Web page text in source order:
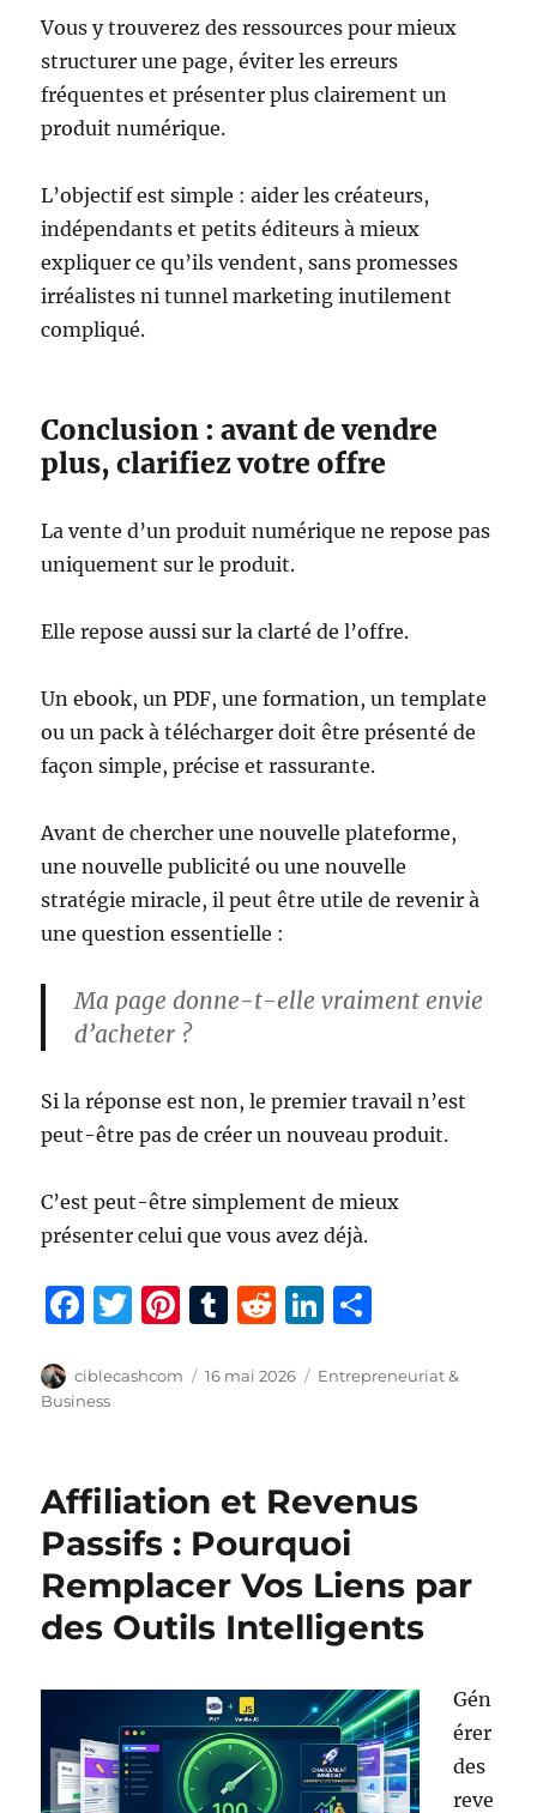
Vous y trouverez des ressources pour mieux
structurer une page, éviter les erreurs
fréquentes et présenter plus clairement un
produit numérique.
L’objectif est simple : aider les créateurs,
indépendants et petits éditeurs à mieux
expliquer ce qu’ils vendent, sans promesses
irréalistes ni tunnel marketing inutilement
compliqué.
Conclusion : avant de vendre
plus, clarifiez votre offre
La vente d’un produit numérique ne repose pas
uniquement sur le produit.
Elle repose aussi sur la clarté de l’offre.
Un ebook, un PDF, une formation, un template
ou un pack à télécharger doit être présenté de
façon simple, précise et rassurante.
Avant de chercher une nouvelle plateforme,
une nouvelle publicité ou une nouvelle
stratégie miracle, il peut être utile de revenir à
une question essentielle :
Ma page donne-t-elle vraiment envie
d’acheter ?
Si la réponse est non, le premier travail n’est
peut-être pas de créer un nouveau produit.
C’est peut-être simplement de mieux
présenter celui que vous avez déjà.
F
c
e
o
o
k
T
it
Pi
te
T
m
R
d
Li
k
I
n
rt
er
Auteur
ciblecashcom
Publié
16 mai 2026 Catégories
Entrepreneuriat &
Business
Affiliation et Revenus
Passifs : Pourquoi
Remplacer Vos Liens par
des Outils Intelligents
Gén
érer
des
reve